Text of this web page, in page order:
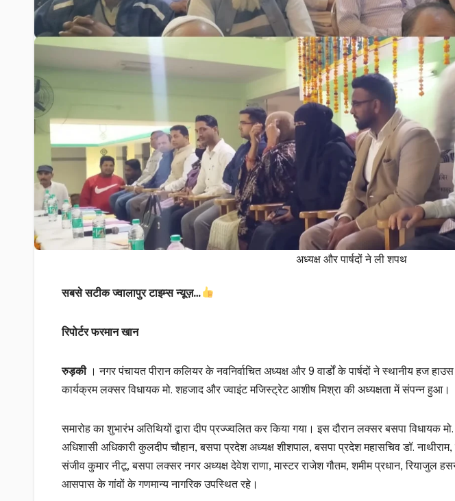
अध्यक्ष और पार्षदों ने ली शपथ
सबसे सटीक ज्वालापुर टाइम्स न्यूज़…
रिपोर्टर फरमान खान
रुड़की। नगर पंचायत पीरान कलियर के नवनिर्वाचित अध्यक्ष और 9 वार्डों के पार्षदों ने स्थानीय हज
कार्यक्रम लक्सर विधायक मो. शहजाद और ज्वाइंट मजिस्ट्रेट आशीष मिश्रा की अध्यक्षता में संपन्न हुआ।
समारोह का शुभारंभ अतिथियों द्वारा दीप प्रज्ज्वलित कर किया गया। इस दौरान लक्सर बसपा विधायक
अधिशासी अधिकारी कुलदीप चौहान, बसपा प्रदेश अध्यक्ष शीशपाल, बसपा प्रदेश महासचिव डॉ.
संजीव कुमार नीटू, बसपा लक्सर नगर अध्यक्ष देवेश राणा, मास्टर राजेश गौतम, शमीम प्रधान, रियाजुल
आसपास के गांवों के गणमान्य नागरिक उपस्थित रहे।